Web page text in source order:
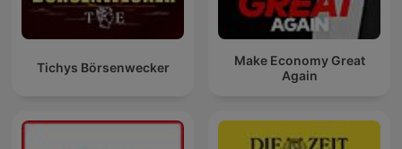
Tichys Börsenwecker
Make Economy Great
Again